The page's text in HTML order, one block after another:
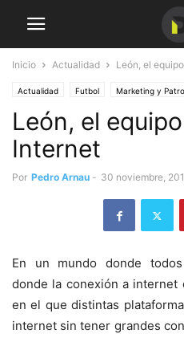
Inicio Actualidad León, el
Actualidad Futbol Marketing y
León, el
Internet
Por Pedro Arnau - 30 noviembre,
En un mundo donde
donde la conexión a internet
en el que distintas
internet sin tener grandes